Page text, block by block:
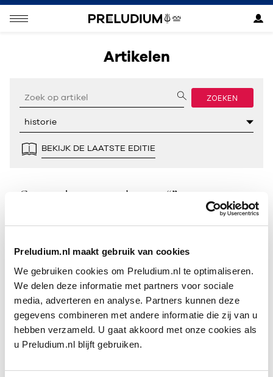
Preludium.nl maakt gebruik van cookies
We gebruiken cookies om Preludium.nl te optimaliseren.
We delen deze informatie met partners voor sociale
media, adverteren en analyse. Partners kunnen deze
gegevens combineren met andere informatie die zij van u
hebben verzameld. U gaat akkoord met onze cookies als
u Preludium.nl blijft gebruiken.
Artikelen
ZOEKEN
BEKIJK DE LAATSTE EDITIE
Geen resultaten gevonden voor “”.